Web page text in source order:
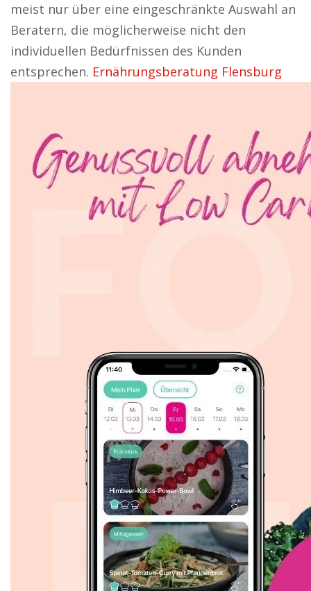
meist nur über eine eingeschränkte Auswahl an
Beratern, die möglicherweise nicht den
individuellen Bedürfnissen des Kunden
entsprechen. Ernährungsberatung Flensburg